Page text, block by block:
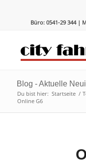
Büro: 0541-29 344 |
Blog - Aktuelle
Du bist hier: Startseite /
Online G6